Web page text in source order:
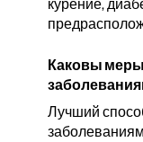
курение,
Каковы
Лучший